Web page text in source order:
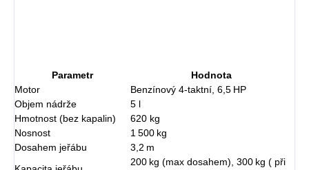
Parametr
Hodnota
Motor
Benzínový 4‑taktní, 6,5 HP
Objem nádrže
5 l
Hmotnost (bez kapalin)
620 kg
Nosnost
1 500 kg
Dosahem jeřábu
3,2 m
200 kg (max dosahem), 300 kg ( při